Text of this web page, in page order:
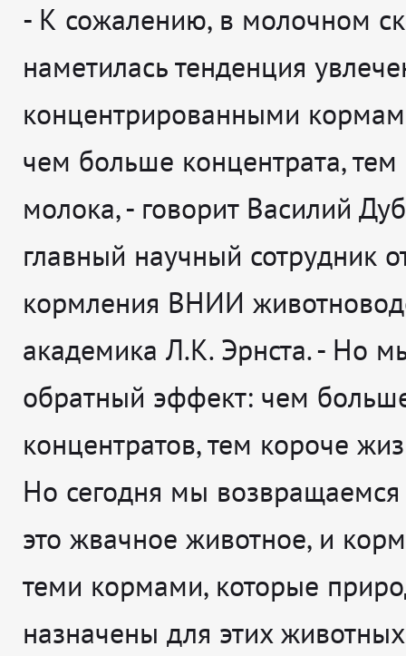
- К сожалению, в молочном
наметилась тенденция
концентрированными
чем больше концентрата,
молока, - говорит Василий
главный научный сотрудник
кормления ВНИИ
академика Л.К. Эрнста. - Но
обратный эффект: чем
концентратов, тем короче
Но сегодня мы возвращаемся
это жвачное животное, и
теми кормами, которые
назначены для этих